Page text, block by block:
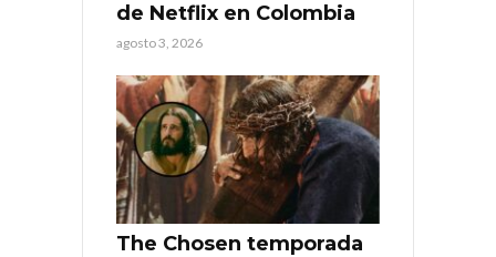
de Netflix en Colombia
agosto 3, 2026
The Chosen temporada